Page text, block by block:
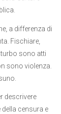
a differenza di
Fischiare,
sono atti
sono violenza.
descrivere
censura e